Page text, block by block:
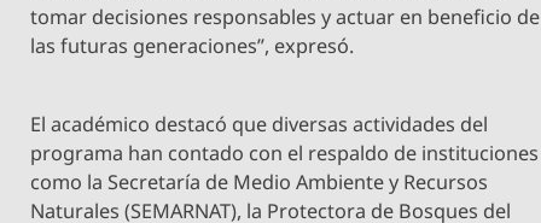
tomar decisiones responsables y actuar en beneficio de
las futuras generaciones”, expresó.
El académico destacó que diversas actividades del
programa han contado con el respaldo de instituciones
como la Secretaría de Medio Ambiente y Recursos
Naturales (SEMARNAT), la Protectora de Bosques del